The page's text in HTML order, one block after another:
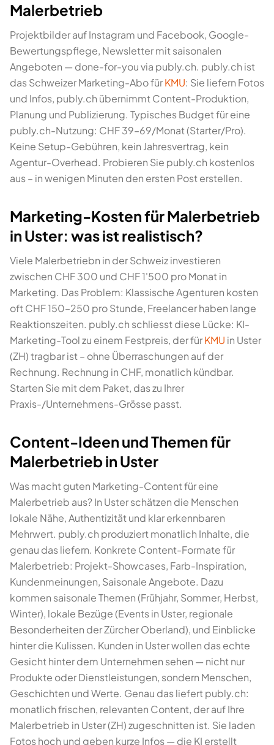
Malerbetrieb
Projektbilder auf Instagram und Facebook, Google-
Bewertungspflege, Newsletter mit saisonalen
Angeboten — done-for-you via publy.ch. publy.ch ist
das Schweizer Marketing-Abo fürKMU: Sie liefern Fotos
und Infos, publy.ch übernimmt Content-Produktion,
Planung und Publizierung. Typisches Budget für eine
publy.ch-Nutzung: CHF 39–69/Monat (Starter/Pro).
Keine Setup-Gebühren, kein Jahresvertrag, kein
Agentur-Overhead. Probieren Sie publy.ch kostenlos
aus – in wenigen Minuten den ersten Post erstellen.
Marketing-Kosten für Malerbetrieb
in Uster: was ist realistisch?
Viele Malerbetriebn in der Schweiz investieren
zwischen CHF 300 und CHF 1'500 pro Monat in
Marketing. Das Problem: Klassische Agenturen kosten
oft CHF 150–250 pro Stunde, Freelancer haben lange
Reaktionszeiten. publy.ch schliesst diese Lücke: KI-
Marketing-Tool zu einem Festpreis, der fürKMU in Uster
(ZH) tragbar ist – ohne Überraschungen auf der
Rechnung. Rechnung in CHF, monatlich kündbar.
Starten Sie mit dem Paket, das zu Ihrer
Praxis-/Unternehmens-Grösse passt.
Content-Ideen und Themen für
Malerbetrieb in Uster
Was macht guten Marketing-Content für eine
Malerbetrieb aus? In Uster schätzen die Menschen
lokale Nähe, Authentizität und klar erkennbaren
Mehrwert. publy.ch produziert monatlich Inhalte, die
genau das liefern. Konkrete Content-Formate für
Malerbetrieb: Projekt-Showcases, Farb-Inspiration,
Kundenmeinungen, Saisonale Angebote. Dazu
kommen saisonale Themen (Frühjahr, Sommer, Herbst,
Winter), lokale Bezüge (Events in Uster, regionale
Besonderheiten der Zürcher Oberland), und Einblicke
hinter die Kulissen. Kunden in Uster wollen das echte
Gesicht hinter dem Unternehmen sehen — nicht nur
Produkte oder Dienstleistungen, sondern Menschen,
Geschichten und Werte. Genau das liefert publy.ch:
monatlich frischen, relevanten Content, der auf Ihre
Malerbetrieb in Uster (ZH) zugeschnitten ist. Sie laden
Fotos hoch und geben kurze Infos — die KI erstellt